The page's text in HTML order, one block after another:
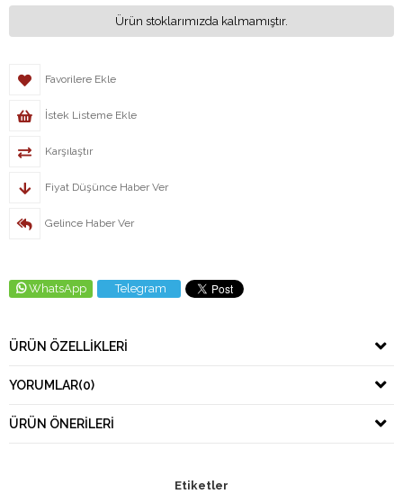
Ürün stoklarımızda kalmamıştır.
Favorilere Ekle
İstek Listeme Ekle
Karşılaştır
Fiyat Düşünce Haber Ver
Gelince Haber Ver
WhatsApp Telegram
ÜRÜN ÖZELLIKLERI
YORUMLAR(0)
ÜRÜN ÖNERILERI
Etiketler